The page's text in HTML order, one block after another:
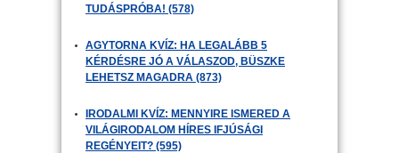
TUDÁSPRÓBA! (578)
AGYTORNA KVÍZ: HA LEGALÁBB 5
KÉRDÉSRE JÓ A VÁLASZOD, BÜSZKE
LEHETSZ MAGADRA (873)
IRODALMI KVÍZ: MENNYIRE ISMERED A
VILÁGIRODALOM HÍRES IFJÚSÁGI
REGÉNYEIT? (595)